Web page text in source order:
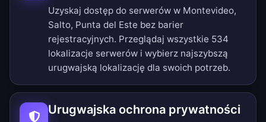
Uzyskaj dostęp do serwerów w Montevideo,
Salto, Punta del Este bez barier
rejestracyjnych. Przeglądaj wszystkie 534
lokalizacje serwerów i wybierz najszybszą
urugwajską lokalizację dla swoich potrzeb.
Urugwajska ochrona prywatności